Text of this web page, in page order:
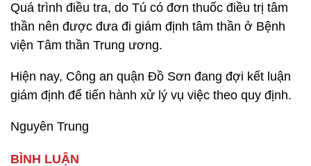
Quá trình điều tra, do Tú có đơn thuốc điều trị tâm
thần nên được đưa đi giám định tâm thần ở Bệnh
viện Tâm thần Trung ương.
Hiện nay, Công an quận Đồ Sơn đang đợi kết luận
giám định để tiến hành xử lý vụ việc theo quy định.
Nguyên Trung